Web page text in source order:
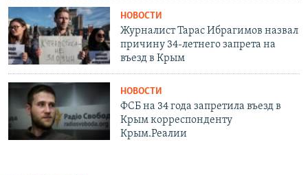
НОВОСТИ
Журналист Тарас Ибрагимов назвал
причину 34-летнего запрета на
въезд в Крым
НОВОСТИ
ФСБ на 34 года запретила въезд в
Крым корреспонденту
Крым.Реалии